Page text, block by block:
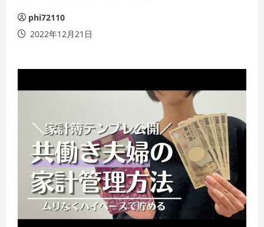
phi72110
2022年12月21日